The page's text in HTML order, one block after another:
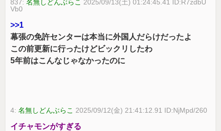
837:名無しどんぶらこ 2025/09/13(土) 01:24:45.41 ID:R7zdbU
Vb0
>>1
幕張の免許センターは本当に外国人だらけだったよ
この前更新に行ったけどビックリしたわ
5年前はこんなじゃなかったのに
4:名無しどんぶらこ 2025/09/12(金) 21:41:12.91 ID:NjMpd/260
イチャモンがすぎる